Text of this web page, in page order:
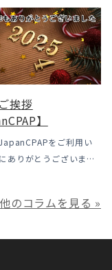
てのお話をさせて頂き
の拠点の北陸はCPAP
乾燥・寒さ・結露」が
すい地域です、その […]
挨拶
】
をご利用い
ありがとうございま
だき本当にありがとうご
けるサービスを提供さ
のコラムを見る »